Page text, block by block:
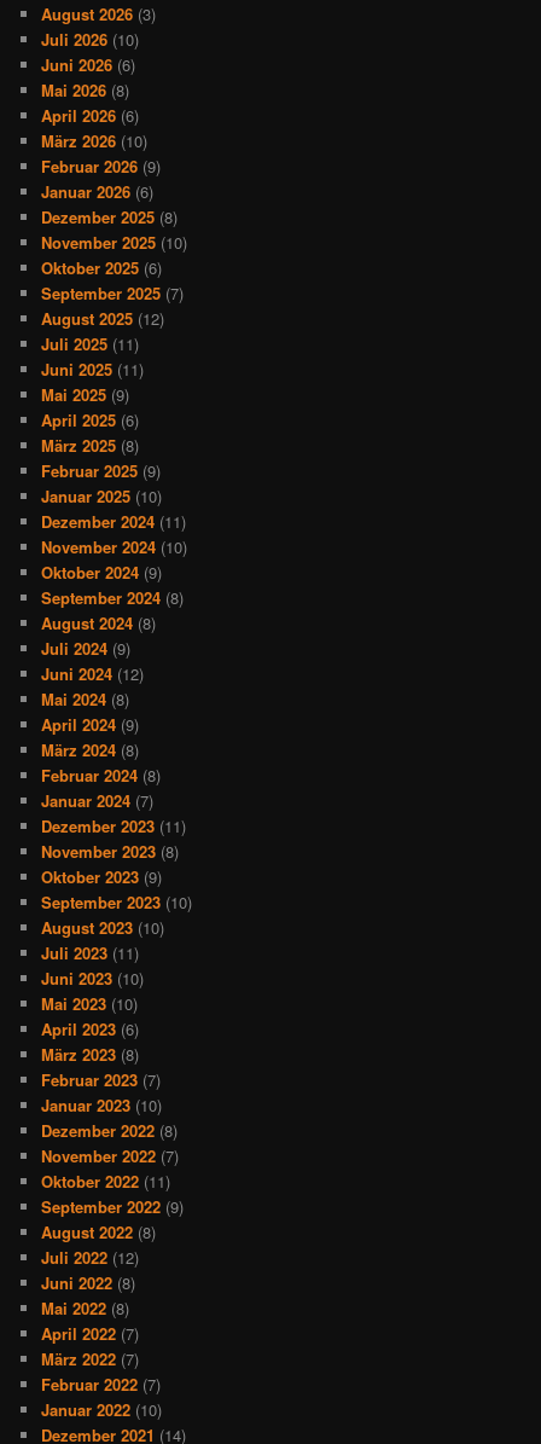
August 2026 (3)
Juli 2026 (10)
Juni 2026 (6)
Mai 2026 (8)
April 2026 (6)
März 2026 (10)
Februar 2026 (9)
Januar 2026 (6)
Dezember 2025 (8)
November 2025 (10)
Oktober 2025 (6)
September 2025 (7)
August 2025 (12)
Juli 2025 (11)
Juni 2025 (11)
Mai 2025 (9)
April 2025 (6)
März 2025 (8)
Februar 2025 (9)
Januar 2025 (10)
Dezember 2024 (11)
November 2024 (10)
Oktober 2024 (9)
September 2024 (8)
August 2024 (8)
Juli 2024 (9)
Juni 2024 (12)
Mai 2024 (8)
April 2024 (9)
März 2024 (8)
Februar 2024 (8)
Januar 2024 (7)
Dezember 2023 (11)
November 2023 (8)
Oktober 2023 (9)
September 2023 (10)
August 2023 (10)
Juli 2023 (11)
Juni 2023 (10)
Mai 2023 (10)
April 2023 (6)
März 2023 (8)
Februar 2023 (7)
Januar 2023 (10)
Dezember 2022 (8)
November 2022 (7)
Oktober 2022 (11)
September 2022 (9)
August 2022 (8)
Juli 2022 (12)
Juni 2022 (8)
Mai 2022 (8)
April 2022 (7)
März 2022 (7)
Februar 2022 (7)
Januar 2022 (10)
Dezember 2021 (14)